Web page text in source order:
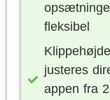
fleksibel
justeres
appen fra